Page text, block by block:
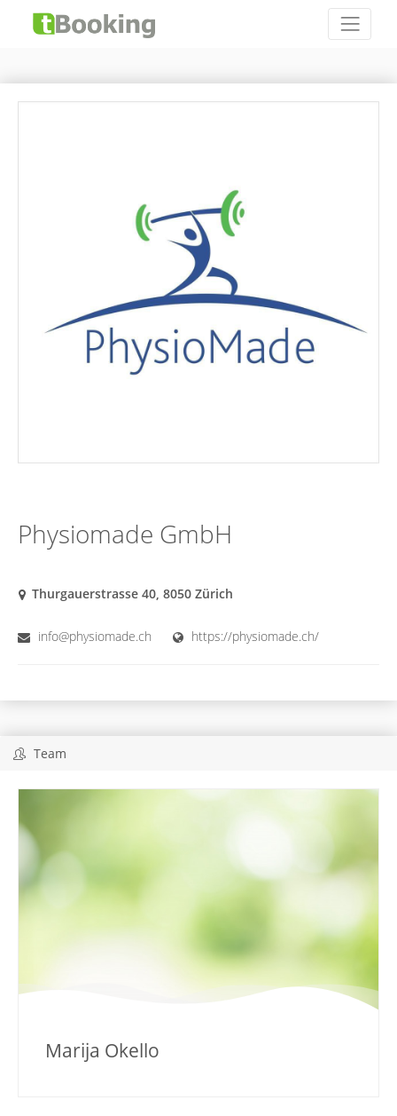
Physiomade GmbH
Thurgauerstrasse 40, 8050 Zürich
info@physiomade.ch https://physiomade.ch/
Team
Marija Okello